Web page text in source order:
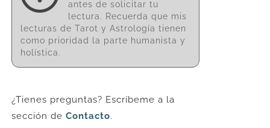
antes de solicitar tu
lectura. Recuerda que mis
lecturas de Tarot y Astrología tienen
como prioridad la parte humanista y
holística.
¿Tienes preguntas? Escríbeme a la
sección de Contacto.